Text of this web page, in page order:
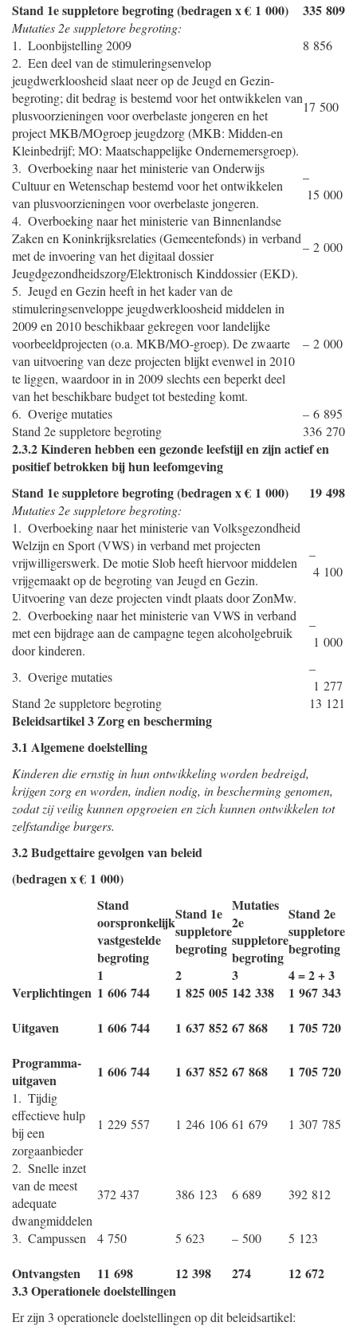
Stand 1e suppletore begroting (bedragen x € 1 000)
335 809
Mutaties 2e suppletore begroting:
1. Loonbijstelling 2009
8 856
2. Een deel van de stimuleringsenvelop
jeugdwerkloosheid slaat neer op de Jeugd en Gezin-
begroting; dit bedrag is bestemd voor het ontwikkelen van
plusvoorzieningen voor overbelaste jongeren en het
project MKB/MOgroep jeugdzorg (MKB: Midden-en
Kleinbedrijf; MO: Maatschappelijke Ondernemersgroep).
17 500
3. Overboeking naar het ministerie van Onderwijs
Cultuur en Wetenschap bestemd voor het ontwikkelen
van plusvoorzieningen voor overbelaste jongeren.
–
15 000
4. Overboeking naar het ministerie van Binnenlandse
Zaken en Koninkrijksrelaties (Gemeentefonds) in verband
met de invoering van het digitaal dossier
Jeugdgezondheidszorg/Elektronisch Kinddossier (EKD).
– 2 000
5. Jeugd en Gezin heeft in het kader van de
stimuleringsenveloppe jeugdwerkloosheid middelen in
2009 en 2010 beschikbaar gekregen voor landelijke
voorbeeldprojecten (o.a. MKB/MO-groep). De zwaarte
van uitvoering van deze projecten blijkt evenwel in 2010
te liggen, waardoor in in 2009 slechts een beperkt deel
van het beschikbare budget tot besteding komt.
– 2 000
6. Overige mutaties
– 6 895
Stand 2e suppletore begroting
336 270
2.3.2 Kinderen hebben een gezonde leefstijl en zijn actief en
positief betrokken bij hun leefomgeving
Stand 1e suppletore begroting (bedragen x € 1 000)
19 498
Mutaties 2e suppletore begroting:
1. Overboeking naar het ministerie van Volksgezondheid
Welzijn en Sport (VWS) in verband met projecten
vrijwilligerswerk. De motie Slob heeft hiervoor middelen
vrijgemaakt op de begroting van Jeugd en Gezin.
Uitvoering van deze projecten vindt plaats door ZonMw.
–
4 100
2. Overboeking naar het ministerie van VWS in verband
met een bijdrage aan de campagne tegen alcoholgebruik
door kinderen.
–
1 000
3. Overige mutaties
–
1 277
Stand 2e suppletore begroting
13 121
Beleidsartikel 3 Zorg en bescherming
3.1 Algemene doelstelling
Kinderen die ernstig in hun ontwikkeling worden bedreigd,
krijgen zorg en worden, indien nodig, in bescherming genomen,
zodat zij veilig kunnen opgroeien en zich kunnen ontwikkelen tot
zelfstandige burgers.
3.2 Budgettaire gevolgen van beleid
(bedragen x € 1 000)
Stand
oorspronkelijk
vastgestelde
begroting
Stand 1e
suppletore
begroting
Mutaties
2e
suppletore
begroting
Stand 2e
suppletore
begroting
1
2 3
4 = 2 + 3
Verplichtingen 1 606 744 1 825 005 142 338
1 967 343
Uitgaven
1 606 744 1 637 852 67 868
1 705 720
Programma-
uitgaven
1 606 744 1 637 852 67 868 1 705 720
1. Tijdig
effectieve hulp
bij een
zorgaanbieder
1 229 557 1 246 106 61 679 1 307 785
2. Snelle inzet
van de meest
adequate
dwangmiddelen
372 437 386 123 6 689 392 812
3. Campussen 4 750 5 623 – 500 5 123
Ontvangsten 11 698 12 398 274
12 672
3.3 Operationele doelstellingen
Er zijn 3 operationele doelstellingen op dit beleidsartikel: